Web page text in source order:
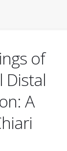
of
Distal
A